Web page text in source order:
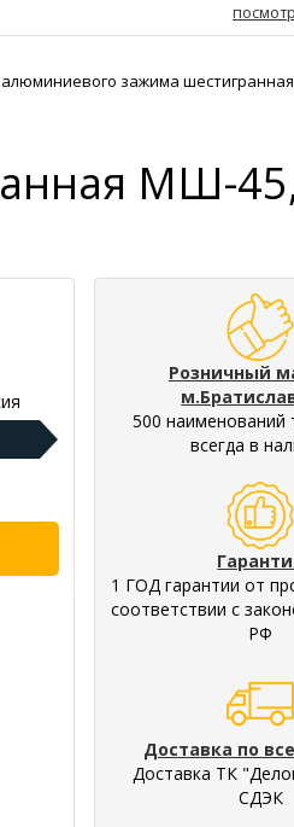
зажима
МШ-
Розничный
500 наименований
всегда в
1 ГОД гарантии от
соответствии с
РФ
Доставка по
Доставка ТК
СДЭК